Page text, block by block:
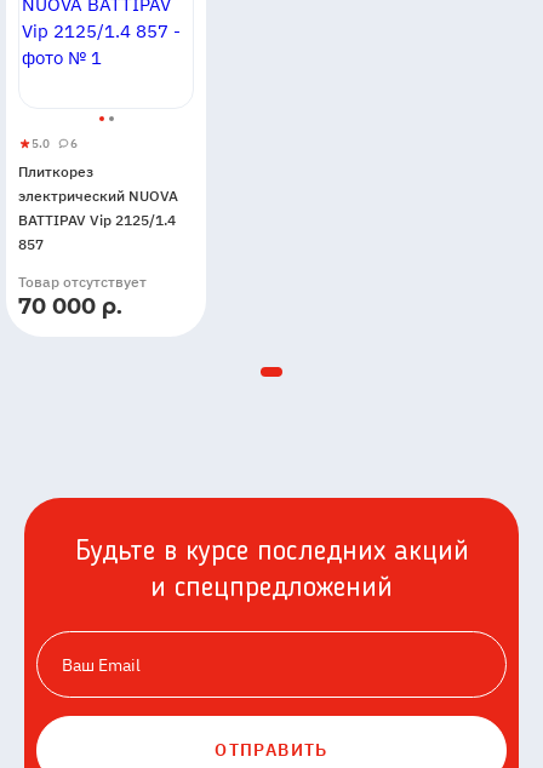
Плиткорез
электрический
NUOVA
BATTIPAV
2125/1.4
857
5.0
5
6 6
Плиткорез
электрический NUOVA
BATTIPAV Vip 2125/1.4
857
Товар отсутствует
70 000 р.
Будьте в курсе последних акций
и спецпредложений
ОТПРАВИТЬ